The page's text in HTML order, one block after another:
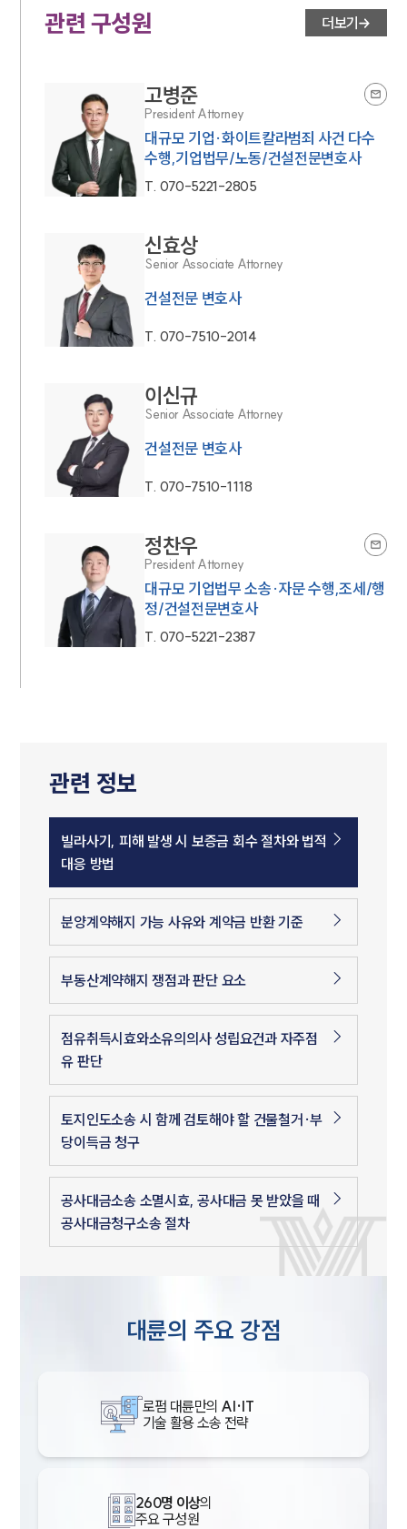
관련 구성원 더보기
고병준
President Attorney
대규모 기업·화이트칼라범죄 사건 다수
수행,기업법무/노동/건설전문변호사
T. 070-5221-2805
신효상
Senior Associate Attorney
건설전문 변호사
T. 070-7510-2014
이신규
Senior Associate Attorney
건설전문 변호사
T. 070-7510-1118
정찬우
President Attorney
대규모 기업법무 소송·자문 수행,조세/행
정/건설전문변호사
T. 070-5221-2387
관련 정보
빌라사기, 피해 발생 시 보증금 회수 절차와 법적
대응 방법
분양계약해지 가능 사유와 계약금 반환 기준
부동산계약해지 쟁점과 판단 요소
점유취득시효와소유의의사 성립요건과 자주점
유 판단
토지인도소송 시 함께 검토해야 할 건물철거·부
당이득금 청구
공사대금소송 소멸시효, 공사대금 못 받았을 때
공사대금청구소송 절차
대륜의 주요 강점
로펌 대륜만의 AI·IT
기술 활용 소송 전략
260명 이상의
주요 구성원